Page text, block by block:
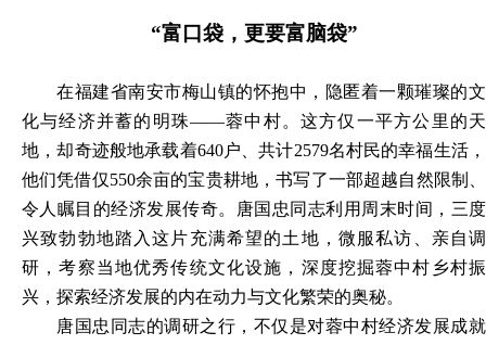
“富口袋，更要富脑袋”
在福建省南安市梅山镇的怀抱中，隐匿着一颗璀璨的文
化与经济并蓄的明珠——蓉中村。这方仅一平方公里的天
地，却奇迹般地承载着640户、共计2579名村民的幸福生活，
他们凭借仅550余亩的宝贵耕地，书写了一部超越自然限制、
令人瞩目的经济发展传奇。唐国忠同志利用周末时间，三度
兴致勃勃地踏入这片充满希望的土地，微服私访、亲自调
研，考察当地优秀传统文化设施，深度挖掘蓉中村乡村振
兴，探索经济发展的内在动力与文化繁荣的奥秘。
唐国忠同志的调研之行，不仅是对蓉中村经济发展成就